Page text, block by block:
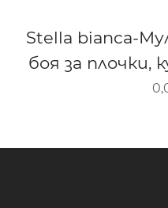
Stella bianca-
боя за плочки,